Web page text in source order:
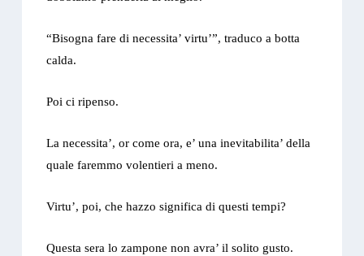
“Bisogna fare di necessita’ virtu’”, traduco a botta
calda.
Poi ci ripenso.
La necessita’, or come ora, e’ una inevitabilita’ della
quale faremmo volentieri a meno.
Virtu’, poi, che hazzo significa di questi tempi?
Questa sera lo zampone non avra’ il solito gusto.